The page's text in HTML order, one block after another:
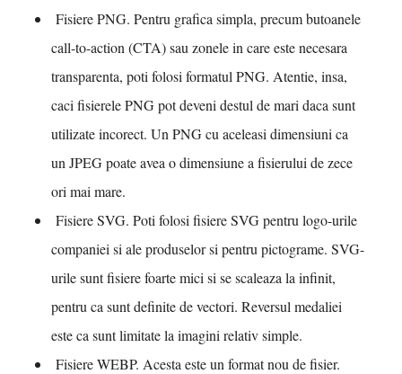
Fisiere PNG. Pentru grafica simpla, precum butoanele
call-to-action (CTA) sau zonele in care este necesara
transparenta, poti folosi formatul PNG. Atentie, insa,
caci fisierele PNG pot deveni destul de mari daca sunt
utilizate incorect. Un PNG cu aceleasi dimensiuni ca
un JPEG poate avea o dimensiune a fisierului de zece
ori mai mare.
Fisiere SVG. Poti folosi fisiere SVG pentru logo-urile
companiei si ale produselor si pentru pictograme. SVG-
urile sunt fisiere foarte mici si se scaleaza la infinit,
pentru ca sunt definite de vectori. Reversul medaliei
este ca sunt limitate la imagini relativ simple.
Fisiere WEBP. Acesta este un format nou de fisier.